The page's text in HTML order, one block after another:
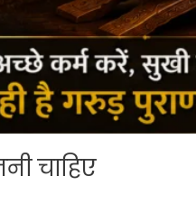
चाहिए